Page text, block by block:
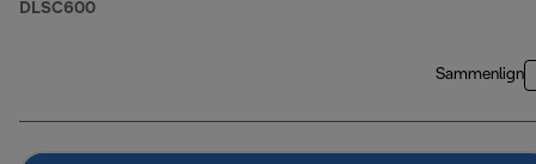
DLSC600
Sammenlign